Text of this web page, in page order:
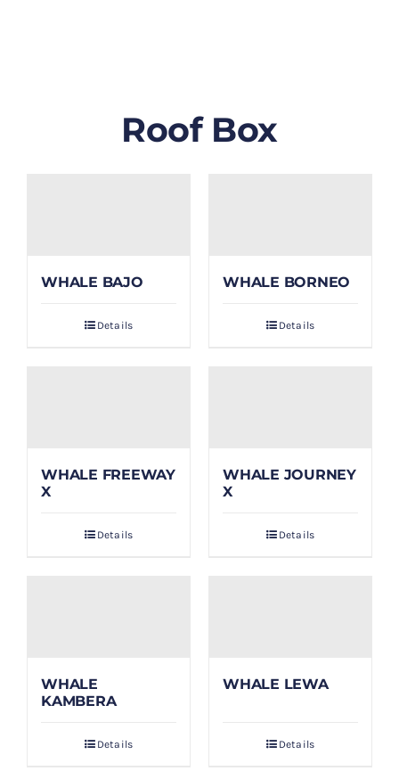
PAYMENT
Roof Box
WHALE BAJO
Details
WHALE BORNEO
Details
WHALE FREEWAY
X
Details
WHALE JOURNEY
X
Details
WHALE
KAMBERA
Details
WHALE LEWA
Details